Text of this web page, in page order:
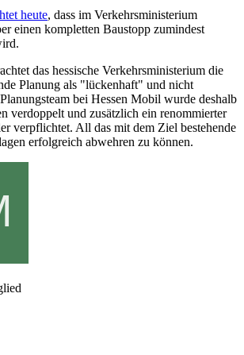
heute, dass im Verkehrsministerium
einen kompletten Baustopp zumindest
das hessische Verkehrsministerium die
Planung als "lückenhaft" und nicht
bei Hessen Mobil wurde deshalb
verdoppelt und zusätzlich ein renommierter
verpflichtet. All das mit dem Ziel bestehende
erfolgreich abwehren zu können.